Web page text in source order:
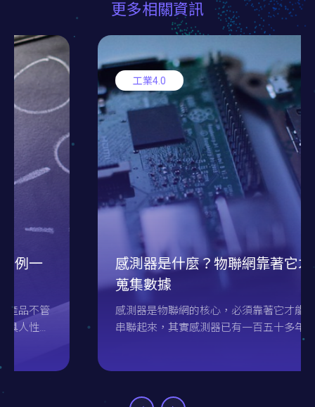
更多相關資訊
感測器是什麼？物聯網靠著它才能
蒐集數據
感測器是物聯網的核心，必須靠著它才能將萬物
串聯起來，其實感測器已有一百五十多年的歷
著高精度、小型化、智慧化等方面進化，本文將